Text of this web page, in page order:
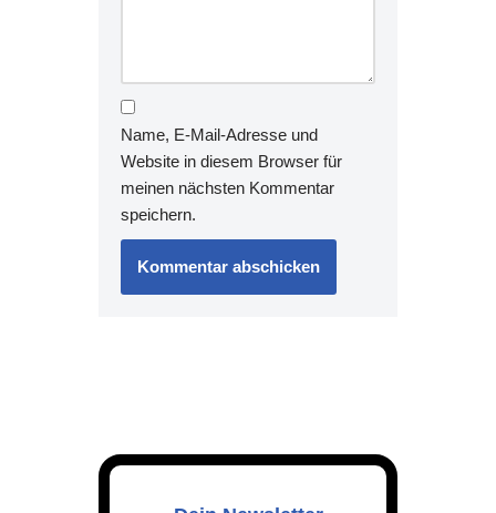
Name, E-Mail-Adresse und
Website in diesem Browser für
meinen nächsten Kommentar
speichern.